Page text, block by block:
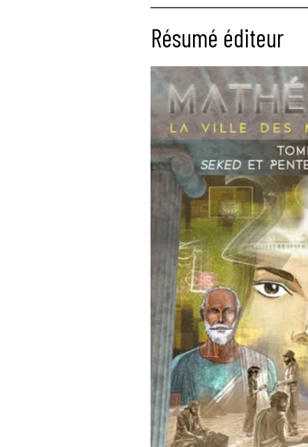
Résumé éditeur